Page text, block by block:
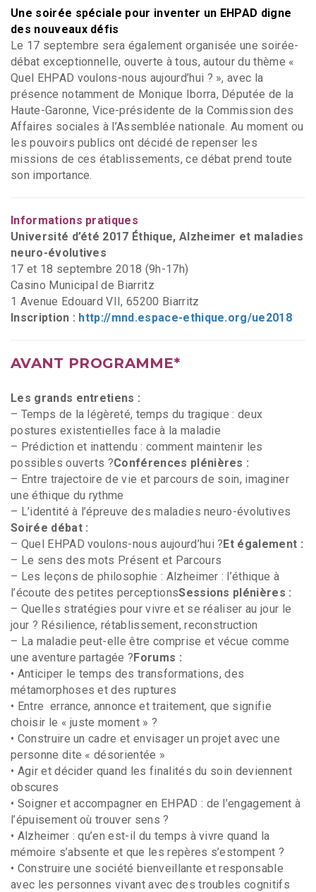
Une soirée spéciale pour inventer un EHPAD digne
des nouveaux défis
Le 17 septembre sera également organisée une soirée-
débat exceptionnelle, ouverte à tous, autour du thème «
Quel EHPAD voulons-nous aujourd’hui ? », avec la
présence notamment de Monique Iborra, Députée de la
Haute-Garonne, Vice-présidente de la Commission des
Affaires sociales à l’Assemblée nationale. Au moment ou
les pouvoirs publics ont décidé de repenser les
missions de ces établissements, ce débat prend toute
son importance.
Informations pratiques
Université d’été 2017 Éthique, Alzheimer et maladies
neuro-évolutives
17 et 18 septembre 2018 (9h-17h)
Casino Municipal de Biarritz
1 Avenue Edouard VII, 65200 Biarritz
Inscription : http://mnd.espace-ethique.org/ue2018
AVANT PROGRAMME*
Les grands entretiens :
– Temps de la légèreté, temps du tragique : deux
postures existentielles face à la maladie
– Prédiction et inattendu : comment maintenir les
possibles ouverts ?Conférences plénières :
– Entre trajectoire de vie et parcours de soin, imaginer
une éthique du rythme
– L’identité à l’épreuve des maladies neuro-évolutives
Soirée débat :
– Quel EHPAD voulons-nous aujourd’hui ?Et également :
– Le sens des mots Présent et Parcours
– Les leçons de philosophie : Alzheimer : l’éthique à
l’écoute des petites perceptionsSessions plénières :
– Quelles stratégies pour vivre et se réaliser au jour le
jour ? Résilience, rétablissement, reconstruction
– La maladie peut-elle être comprise et vécue comme
une aventure partagée ?Forums :
• Anticiper le temps des transformations, des
métamorphoses et des ruptures
• Entre errance, annonce et traitement, que signifie
choisir le « juste moment » ?
• Construire un cadre et envisager un projet avec une
personne dite « désorientée »
• Agir et décider quand les finalités du soin deviennent
obscures
• Soigner et accompagner en EHPAD : de l’engagement à
l’épuisement où trouver sens ?
• Alzheimer : qu’en est-il du temps à vivre quand la
mémoire s’absente et que les repères s’estompent ?
• Construire une société bienveillante et responsable
avec les personnes vivant avec des troubles cognitifs